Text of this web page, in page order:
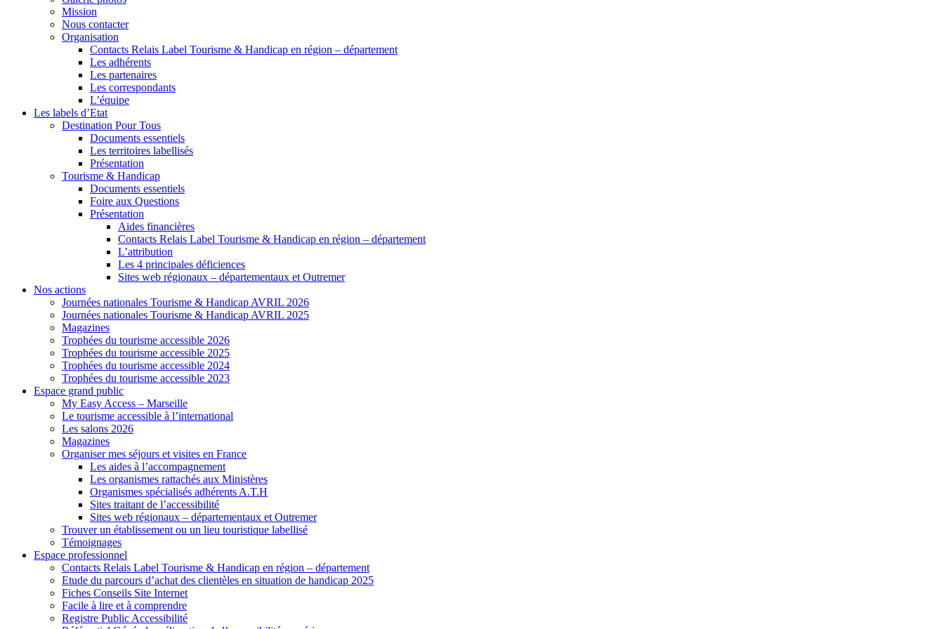
Mission
Nous contacter
Organisation
Contacts Relais Label Tourisme & Handicap en région – département
Les adhérents
Les partenaires
Les correspondants
L’équipe
Les labels d’Etat
Destination Pour Tous
Documents essentiels
Les territoires labellisés
Présentation
Tourisme & Handicap
Documents essentiels
Foire aux Questions
Présentation
Aides financières
Contacts Relais Label Tourisme & Handicap en région – département
L’attribution
Les 4 principales déficiences
Sites web régionaux – départementaux et Outremer
Nos actions
Journées nationales Tourisme & Handicap AVRIL 2026
Journées nationales Tourisme & Handicap AVRIL 2025
Magazines
Trophées du tourisme accessible 2026
Trophées du tourisme accessible 2025
Trophées du tourisme accessible 2024
Trophées du tourisme accessible 2023
Espace grand public
My Easy Access – Marseille
Le tourisme accessible à l’international
Les salons 2026
Magazines
Organiser mes séjours et visites en France
Les aides à l’accompagnement
Les organismes rattachés aux Ministères
Organismes spécialisés adhérents A.T.H
Sites traitant de l’accessibilité
Sites web régionaux – départementaux et Outremer
Trouver un établissement ou un lieu touristique labellisé
Témoignages
Espace professionnel
Contacts Relais Label Tourisme & Handicap en région – département
Etude du parcours d’achat des clientèles en situation de handicap 2025
Fiches Conseils Site Internet
Facile à lire et à comprendre
Registre Public Accessibilité